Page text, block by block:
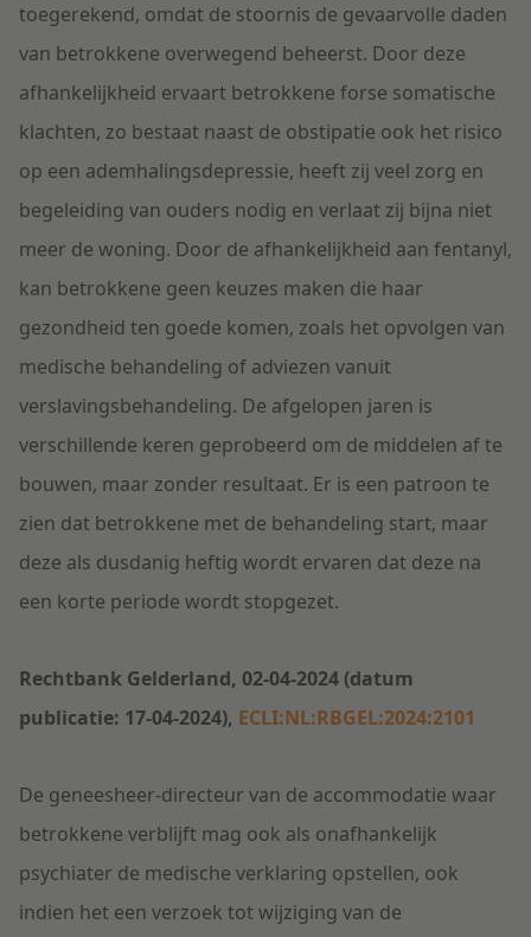
toegerekend, omdat de stoornis de gevaarvolle daden
van betrokkene overwegend beheerst. Door deze
afhankelijkheid ervaart betrokkene forse somatische
klachten, zo bestaat naast de obstipatie ook het risico
op een ademhalingsdepressie, heeft zij veel zorg en
begeleiding van ouders nodig en verlaat zij bijna niet
meer de woning. Door de afhankelijkheid aan fentanyl,
kan betrokkene geen keuzes maken die haar
gezondheid ten goede komen, zoals het opvolgen van
medische behandeling of adviezen vanuit
verslavingsbehandeling. De afgelopen jaren is
verschillende keren geprobeerd om de middelen af te
bouwen, maar zonder resultaat. Er is een patroon te
zien dat betrokkene met de behandeling start, maar
deze als dusdanig heftig wordt ervaren dat deze na
een korte periode wordt stopgezet.
Rechtbank Gelderland, 02-04-2024 (datum
publicatie: 17-04-2024), ECLI:NL:RBGEL:2024:2101
De geneesheer-directeur van de accommodatie waar
betrokkene verblijft mag ook als onafhankelijk
psychiater de medische verklaring opstellen, ook
indien het een verzoek tot wijziging van de